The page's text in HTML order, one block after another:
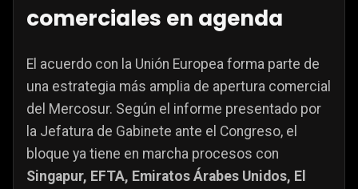
comerciales en agenda
El acuerdo con la Unión Europea forma parte de
una estrategia más amplia de apertura comercial
del Mercosur. Según el informe presentado por
la Jefatura de Gabinete ante el Congreso, el
bloque ya tiene en marcha procesos con
Singapur, EFTA, Emiratos Árabes Unidos, El